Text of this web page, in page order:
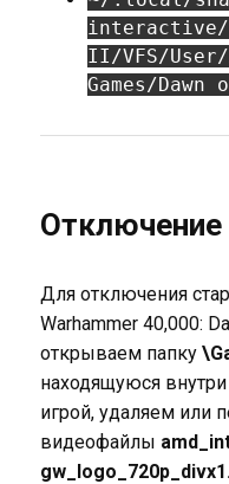
interactive/
II/VFS/User/
Games/
Отключение
Для отключения
Warhammer 40,000:
открываем папку
находящуюся
игрой, удаляем или
видеофайлы